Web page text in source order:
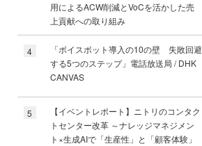
用によるACW削減とVoCを活かした売
上貢献への取り組み
4
「ボイスボット導入の10の壁 失敗回避
する5つのステップ」電話放送局 / DHK
CANVAS
5
【イベントレポート】ニトリのコンタク
トセンター改革 ～ナレッジマネジメン
ト×生成AIで「生産性」と「顧客体験」